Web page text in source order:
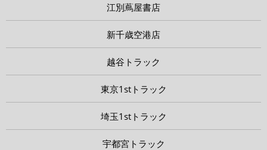
江別蔦屋書店
新千歳空港店
越谷トラック
東京1stトラック
埼玉1stトラック
宇都宮トラック